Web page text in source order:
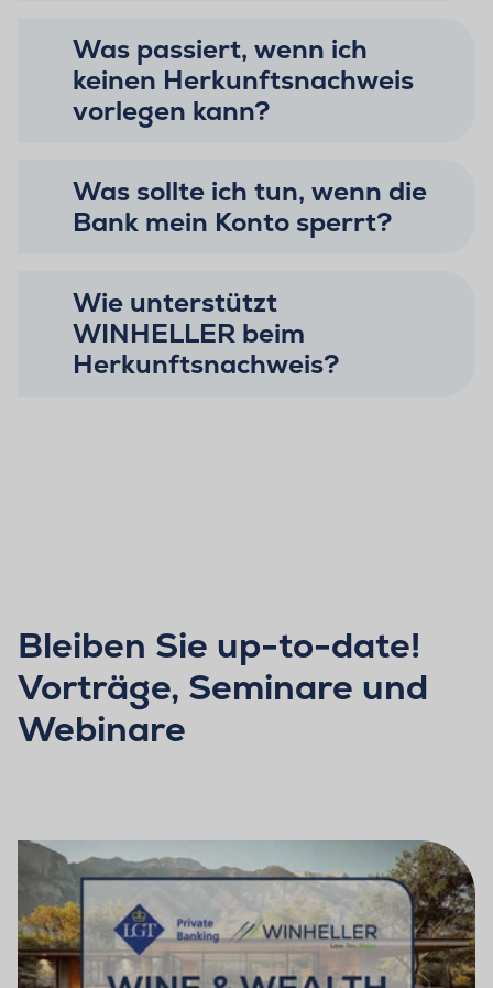
Was passiert, wenn ich
keinen Herkunftsnachweis
vorlegen kann?
Was sollte ich tun, wenn die
Bank mein Konto sperrt?
Wie unterstützt
WINHELLER beim
Herkunftsnachweis?
Bleiben Sie up-to-date!
Vorträge, Seminare und
Webinare